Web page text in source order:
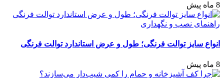
8 ماه پیش
راهنمای نصب و نگهداری
انواع سایز توالت فرنگی؛ طول و عرض استاندارد توالت فرنگی
8 ماه پیش